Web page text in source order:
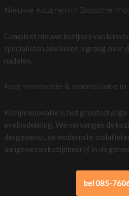
Nieuwe Kozijnen in
Compleet nieuwe kozijnen van
specialisten adviseren u graag over
nadelen.
kozijnrenovatie & raamisolatie
Kozijnrenovatie is het
evelbedekking. We vervangen de
desgewenst, de modernste
aangewezen kozijnbedrijf in de
bel 085-